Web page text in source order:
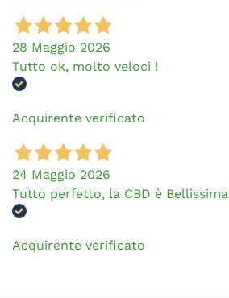
28 Maggio 2026
Tutto ok, molto veloci !
Acquirente verificato
24 Maggio 2026
Tutto perfetto, la CBD è Bellissima
Acquirente verificato